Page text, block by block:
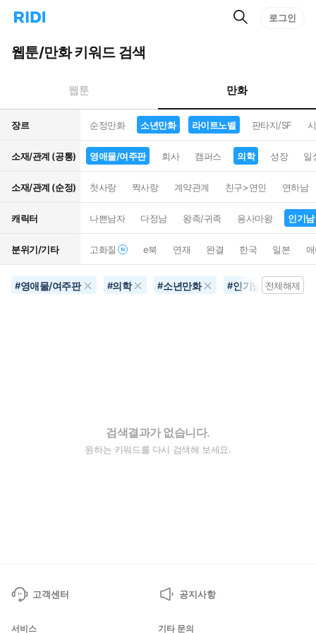
리
홈
으
턴
트
검
로그인
웹툰/만화 키워드 검색
웹툰 만화
장르 순정만화 소년만화 라이트노벨 판타지/SF
소재/관계 (공통) 영애물/여주판 회사 캠퍼스 의학 성장 일
소재/관계 (순정) 첫사랑 짝사랑 계약관계 친구>연인 연하남
캐릭터 나쁜남자 다정남 왕족/귀족 용사마왕 인기남
분위기/기타 고화질 e북 연재 완결 한국 일본
#영애물/여주판 #의학 #소년만화 #인기남 #10권
전체해제
검색결과가 없습니다.
원하는 키워드를 다시 검색해 보세요.
고객센터 공지사항
서비스 기타 문의